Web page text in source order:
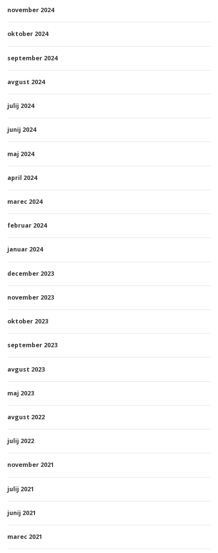
november 2024
oktober 2024
september 2024
avgust 2024
julij 2024
junij 2024
maj 2024
april 2024
marec 2024
februar 2024
januar 2024
december 2023
november 2023
oktober 2023
september 2023
avgust 2023
maj 2023
avgust 2022
julij 2022
november 2021
julij 2021
junij 2021
marec 2021